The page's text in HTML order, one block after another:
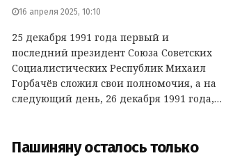
16 апреля 2025, 10:10
25 декабря 1991 года первый и
последний президент Союза Советских
Социалистических Республик Михаил
Горбачёв сложил свои полномочия, а на
следующий день, 26 декабря 1991 года,…
Пашиняну осталось только